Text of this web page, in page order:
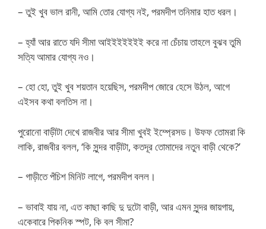
– তুই খুব ভাল রানী, আমি তোর যোগ্য নই, পরমদীপ তনিমার হাত ধরল।
– হ্যাঁ আর রাতে যদি সীমা আইইইইইইই করে না চেঁচায় তাহলে বুঝব তুমি
সত্যি আমার যোগ্য নও।
– হো হো, তুই খুব শয়তান হয়েছিস, পরমদীপ জোরে হেসে উঠল, আগে
এইসব কথা বলতিস না।
পুরোনো বাড়ীটা দেখে রাজবীর আর সীমা খুবই ইম্প্রেসড। উফফ তোমরা কি
লাকি, রাজবীর বলল, ‘কি সুন্দর বাড়ীটা, কতদূর তোমাদের নতুন বাড়ী থেকে?’
– গাড়ীতে পঁচিশ মিনিট লাগে, পরমদীপ বলল।
– ভাবাই যায় না, এত কাছা কাছি দু দুটো বাড়ী, আর এমন সুন্দর জায়গায়,
একেবারে পিকনিক স্পট, কি বল সীমা?